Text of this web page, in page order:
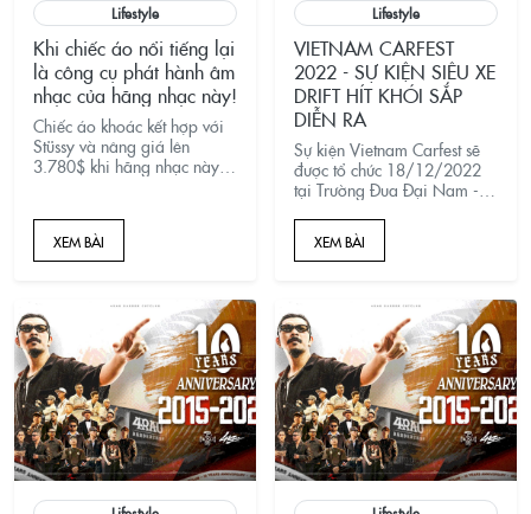
Lifestyle
Khi chiếc áo nổi tiếng lại
là công cụ phát hành âm
nhạc của hãng nhạc này!
Chiếc áo khoác kết hợp với
Stüssy và nâng giá lên
3.780$ khi hãng nhạc này
XEM BÀI
Lifestyle
VIETNAM CARFEST
2022 - SỰ KIỆN SIÊU XE
DRIFT HÍT KHÓI SẮP
DIỄN RA
Sự kiện Vietnam Carfest sẽ
được tổ chức 18/12/2022
tại Trường Đua Đại Nam -
động thú vị và đa dạng như:
Car Show tại khu vực Trưng
XEM BÀI